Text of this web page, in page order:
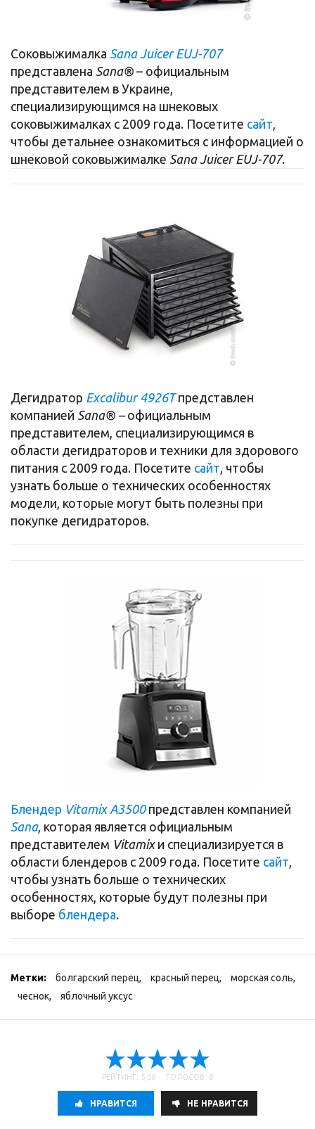
Соковыжималка Sana Juicer EUJ-707
представлена Sana® – официальным
представителем в Украине,
специализирующимся на шнековых
соковыжималках с 2009 года. Посетите сайт
чтобы детальнее ознакомиться с информацией о
шнековой соковыжималке Sana Juicer EUJ-707.
Дегидратор Excalibur 4926Tпредставлен
компанией Sana® –официальным
представителем, специализирующимся в
области дегидраторов и техники для здорового
питания с 2009 года. Посетите сайт , чтобы
узнать больше о технических особенностях
модели, которые могут быть полезны при
покупке дегидраторов.
Блендер Vitamix А3500представлен компанией
Sana, которая является официальным
представителем Vitamixи специализируется в
области блендеров с 2009 года. Посетите сайт
чтобы узнать больше о технических
особенностях, которые будут полезны при
выборе блендера.
Метки: болгарский перец, красный перец, морская соль,
чеснок, яблочный уксус
РЕЙТИНГ: 5,00 ГОЛОСОВ: 8
НРАВИТСЯ НE НРАВИТСЯ